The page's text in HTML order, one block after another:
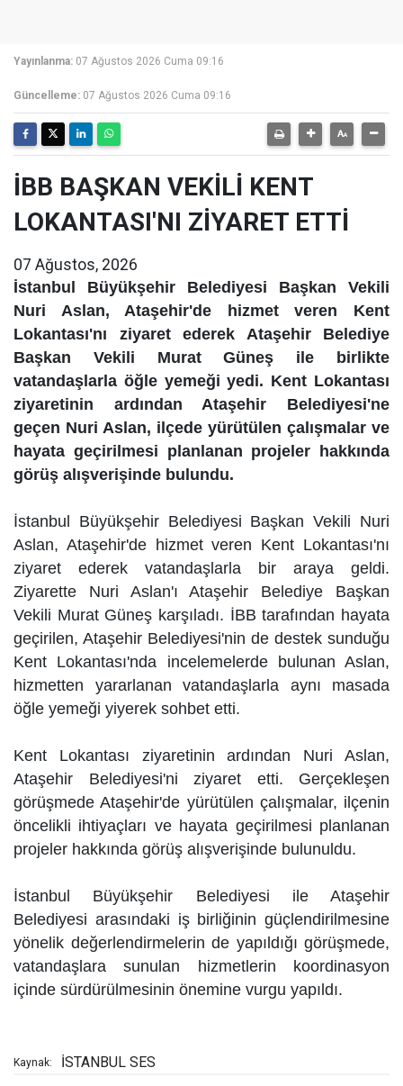
Yayınlanma: 07 Ağustos 2026 Cuma 09:16
Güncelleme: 07 Ağustos 2026 Cuma 09:16
İBB BAŞKAN VEKİLİ KENT
LOKANTASI'NI ZİYARET ETTİ
07 Ağustos, 2026
İstanbul Büyükşehir Belediyesi Başkan Vekili
Nuri Aslan, Ataşehir'de hizmet veren Kent
Lokantası'nı ziyaret ederek Ataşehir Belediye
Başkan Vekili Murat Güneş ile birlikte
vatandaşlarla öğle yemeği yedi. Kent Lokantası
ziyaretinin ardından Ataşehir Belediyesi'ne
geçen Nuri Aslan, ilçede yürütülen çalışmalar ve
hayata geçirilmesi planlanan projeler hakkında
görüş alışverişinde bulundu.
İstanbul Büyükşehir Belediyesi Başkan Vekili Nuri
Aslan, Ataşehir'de hizmet veren Kent Lokantası'nı
ziyaret ederek vatandaşlarla bir araya geldi.
Ziyarette Nuri Aslan'ı Ataşehir Belediye Başkan
Vekili Murat Güneş karşıladı. İBB tarafından hayata
geçirilen, Ataşehir Belediyesi'nin de destek sunduğu
Kent Lokantası'nda incelemelerde bulunan Aslan,
hizmetten yararlanan vatandaşlarla aynı masada
öğle yemeği yiyerek sohbet etti.
Kent Lokantası ziyaretinin ardından Nuri Aslan,
Ataşehir Belediyesi'ni ziyaret etti. Gerçekleşen
görüşmede Ataşehir'de yürütülen çalışmalar, ilçenin
öncelikli ihtiyaçları ve hayata geçirilmesi planlanan
projeler hakkında görüş alışverişinde bulunuldu.
İstanbul Büyükşehir Belediyesi ile Ataşehir
Belediyesi arasındaki iş birliğinin güçlendirilmesine
yönelik değerlendirmelerin de yapıldığı görüşmede,
vatandaşlara sunulan hizmetlerin koordinasyon
içinde sürdürülmesinin önemine vurgu yapıldı.
Kaynak: İSTANBUL SES